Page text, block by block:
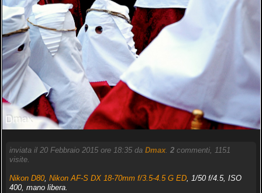
inviata il 20 Febbraio 2015 ore 18:35 da Dmax. 2commenti, 1151
visite.
Nikon D80, Nikon AF-S DX 18-70mm f/3.5-4.5 G ED, 1/50 f/4.5, ISO
400, mano libera.